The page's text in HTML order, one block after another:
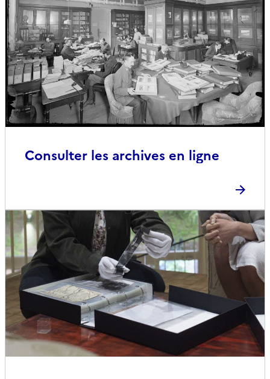
Consulter les archives en ligne